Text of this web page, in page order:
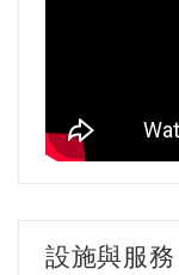
設施與服務